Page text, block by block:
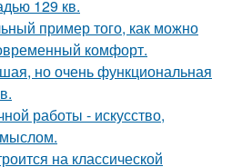
129 кв.
пример того, как можно
комфорт.
но очень функциональная
работы - искусство,
на классической